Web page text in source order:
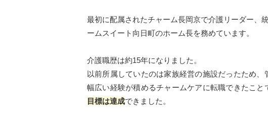
最初に配属されたチャーム長岡京で介護リーダー、
ームスイート向日町のホーム長を務めています。
介護職歴は約15年になりました。
以前所属していたのは家族経営の施設だったため、
幅広い経験が積めるチャームケアに転職できたこと
目標は達成できました。